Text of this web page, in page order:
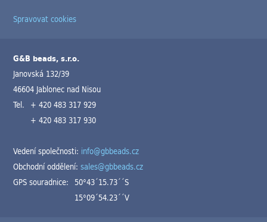
Spravovat cookies
G&B beads, s.r.o.
Janovská 132/39
46604 Jablonec nad Nisou
Tel. + 420 483 317 929
+ 420 483 317 930
Vedení společnosti: info@gbbeads.cz
Obchodní oddělení:sales@gbbeads.cz
GPS souradnice: 50°43´15.73´´S
15°09´54.23´´V